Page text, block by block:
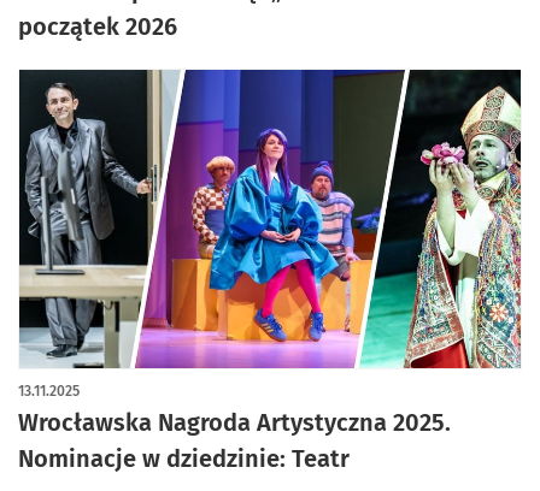
początek 2026
Wrocławska Nagroda Artystyczna 2025.
Nominacje w dziedzinie: Teatr
13.11.2025